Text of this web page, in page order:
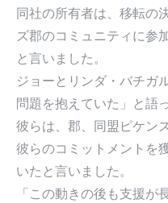
同社の所有者は、移転の
ズ郡のコミュニティに参
と言いました。
ジョーとリンダ・バチガ
問題を抱えていた」と語っ
彼らは、郡、同盟ピケン
彼らのコミットメントを
いたと言いました。
「この動きの後も支援が